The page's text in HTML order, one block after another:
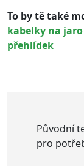
To by tě také
kabelky na
přehlídek
Původní
pro